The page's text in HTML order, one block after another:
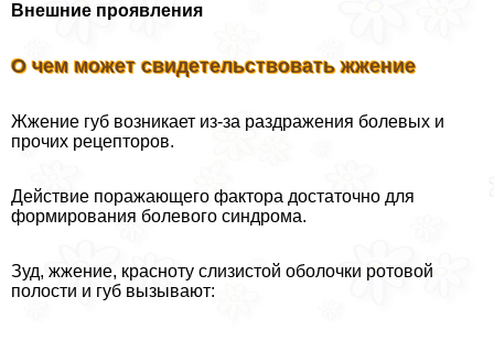
Внешние проявления
О чем может свидетельствовать жжение
Жжение губ возникает из-за раздражения болевых и
прочих рецепторов.
Действие поражающего фактора достаточно для
формирования болевого синдрома.
Зуд, жжение, красноту слизистой оболочки ротовой
полости и губ вызывают: